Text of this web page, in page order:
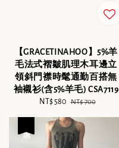
【GRACETINAHOO】5%羊
毛法式褶皺肌理木耳邊立
領斜門襟時髦通勤百搭無
袖襯衫(含5%羊毛) CSA7119
Sale
NT$ 580 Regular
NT$ 700